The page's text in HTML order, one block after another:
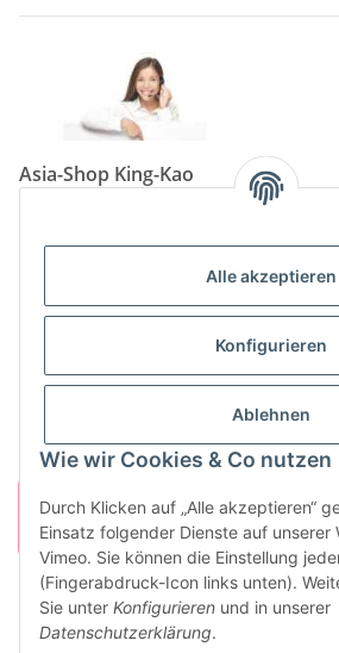
Alle akzeptieren
Konfigurieren
Ablehnen
Wie wir Cookies & Co nutzen
Durch Klicken auf „Alle akzeptieren“
Einsatz folgender Dienste auf unserer
Vimeo. Sie können die Einstellung
(Fingerabdruck-Icon links unten).
Sie unter Konfigurieren und in unserer
Datenschutzerklärung.
Asia-Shop King-Kao
Tel: (06825) 499-104
info@king-kao.de
Öffnungszeiten (Mo-Sa.) 9:00 - 19:00
Gesetzliche Informationen
Vertrag widerrufen